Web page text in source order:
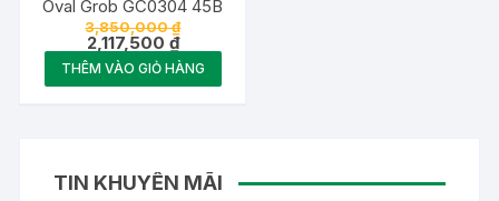
Oval Grob GC0304 45B
3,850,000₫Giá
gốc
là:
3,850,000 ₫.
2,117,500 ₫Giá
hiện
tại
là:
THÊM VÀO GIỎ HÀNG
TIN KHUYẾN MÃI